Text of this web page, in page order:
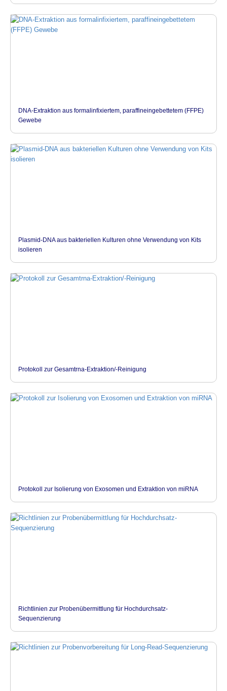
DNA-Extraktion aus formalinfixiertem, paraffineingebettetem (FFPE)
Gewebe
Plasmid-DNA aus bakteriellen Kulturen ohne Verwendung von Kits
isolieren
Protokoll zur Gesamtrna-Extraktion/-Reinigung
Protokoll zur Isolierung von Exosomen und Extraktion von miRNA
Richtlinien zur Probenübermittlung für Hochdurchsatz-
Sequenzierung